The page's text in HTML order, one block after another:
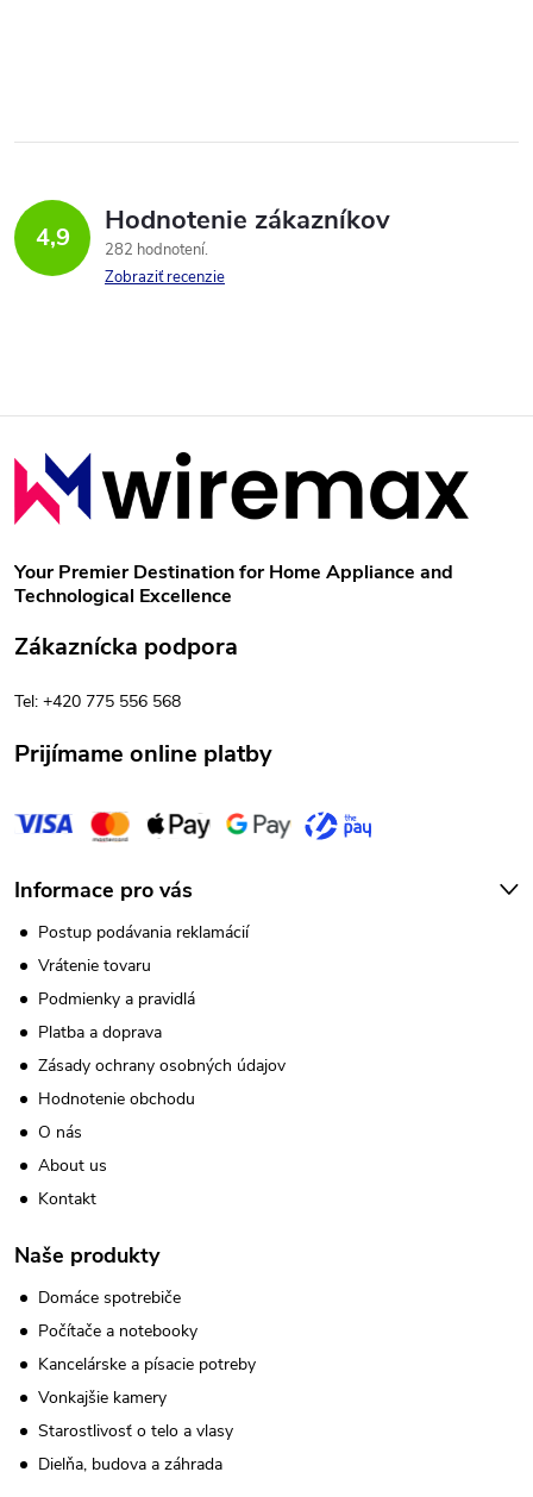
l
d
a
e
p
r
v
k
y
v
ý
p
s
u
4,9 Hodnotenie zákazníkov
282 hodnotení
Zobraziť recenzie
Z
á
p
ä
t
e
Your Premier Destination for Home Appliance and
Technological Excellence
Zákaznícka podpora
Tel: +420 775 556 568
Prijímame online platby
Informace pro vás
Postup podávania reklamácií
Vrátenie tovaru
Podmienky a pravidlá
Platba a doprava
Zásady ochrany osobných údajov
Hodnotenie obchodu
O nás
About us
Kontakt
Naše produkty
Domáce spotrebiče
Počítače a notebooky
Kancelárske a písacie potreby
Vonkajšie kamery
Starostlivosť o telo a vlasy
Dielňa, budova a záhrada